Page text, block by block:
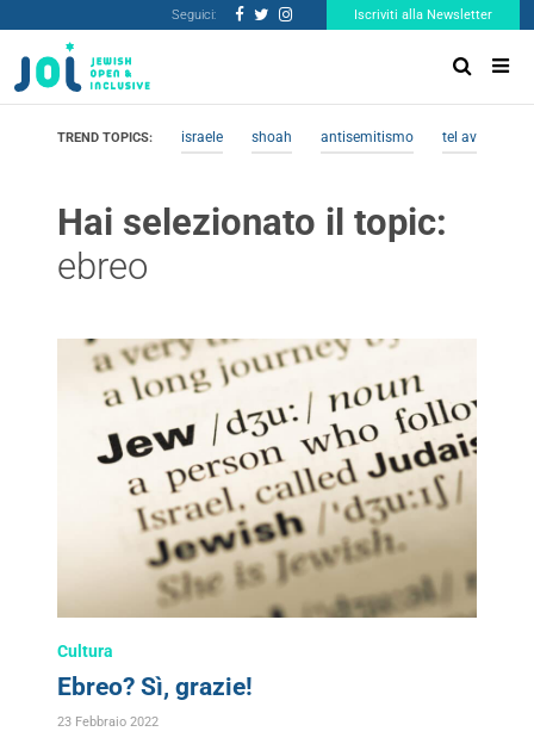
Seguici: Iscriviti alla Newsletter
TREND TOPICS: israele shoah antisemitismo tel aviv
Hai selezionato il topic:
ebreo
Cultura
Ebreo? Sì, grazie!
23 Febbraio 2022